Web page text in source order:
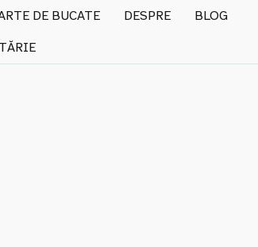
DE BUCATE DESPRE
BLOG